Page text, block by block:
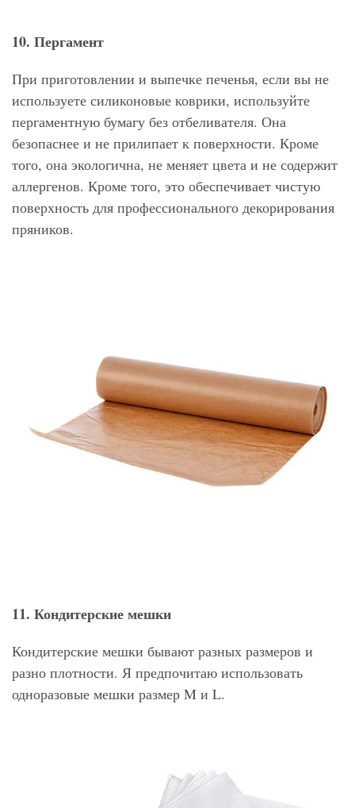
10. Пергамент
При приготовлении и выпечке печенья, если вы не
используете силиконовые коврики, используйте
пергаментную бумагу без отбеливателя. Она
безопаснее и не прилипает к поверхности. Кроме
того, она экологична, не меняет цвета и не содержит
аллергенов. Кроме того, это обеспечивает чистую
поверхность для профессионального декорирования
пряников.
11. Кондитерские мешки
Кондитерские мешки бывают разных размеров и
разно плотности. Я предпочитаю использовать
одноразовые мешки размер M и L.